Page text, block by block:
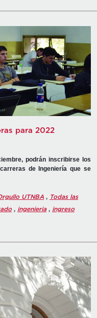
para 2022
podrán inscribirse los
de Ingeniería que se
UTNBA , Todas las
, ingenieria, ingreso